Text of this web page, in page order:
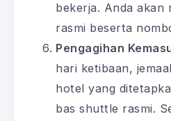
bekerja. Anda akan
rasmi beserta
Pengagihan
hari ketibaan,
hotel yang
bas shuttle rasmi.